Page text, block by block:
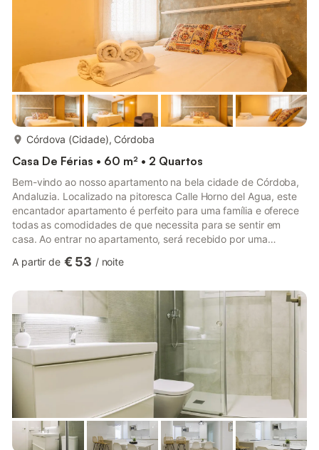
Córdova (Cidade), Córdoba
Casa De Férias • 60 m² • 2 Quartos
Bem-vindo ao nosso apartamento na bela cidade de Córdoba,
Andaluzia. Localizado na pitoresca Calle Horno del Agua, este
encantador apartamento é perfeito para uma família e oferece
todas as comodidades de que necessita para se sentir em
casa. Ao entrar no apartamento, será recebido por uma
relaxar e ver televisão após um dia de exploração. A cozinha
produtos locais frescos, e a sala de jantar é um local ideal para
partilhar momentos e desfrutar de um bom jantar. O
apartamento...
A partir de € 53 / noite